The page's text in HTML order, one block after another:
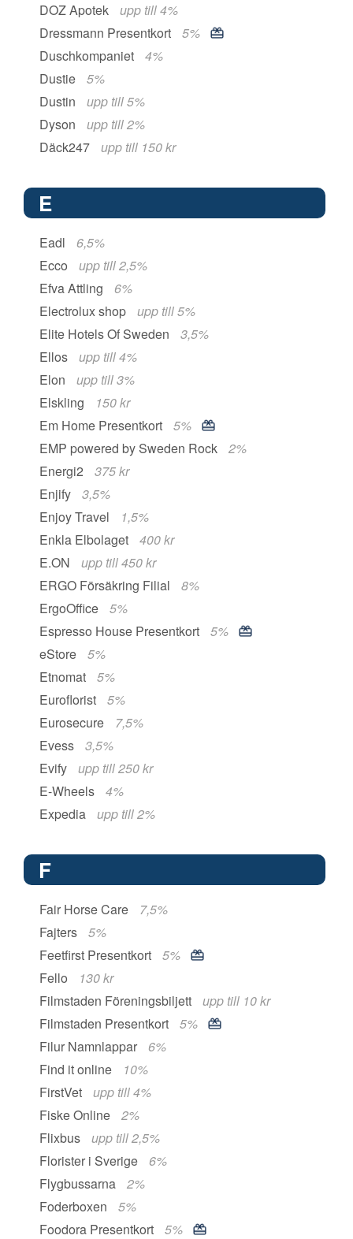
DOZ Apotek
upp till 4%
Dressmann Presentkort
5%
Duschkompaniet
4%
Dustie
5%
Dustin
upp till 5%
Dyson
upp till 2%
Däck247
upp till 150 kr
E
Eadl
6,5%
Ecco
upp till 2,5%
Efva Attling
6%
Electrolux shop
upp till 5%
Elite Hotels Of Sweden
3,5%
Ellos
upp till 4%
Elon
upp till 3%
Elskling
150 kr
Em Home Presentkort
5%
EMP powered by Sweden Rock
2%
Energi2
375 kr
Enjify
3,5%
Enjoy Travel
1,5%
Enkla Elbolaget
400 kr
E.ON
upp till 450 kr
ERGO Försäkring Filial
8%
ErgoOffice
5%
Espresso House Presentkort
5%
eStore
5%
Etnomat
5%
Euroflorist
5%
Eurosecure
7,5%
Evess
3,5%
Evify
upp till 250 kr
E-Wheels
4%
Expedia
upp till 2%
F
Fair Horse Care
7,5%
Fajters
5%
Feetfirst Presentkort
5%
Fello
130 kr
Filmstaden Föreningsbiljett
upp till 10 kr
Filmstaden Presentkort
5%
Filur Namnlappar
6%
Find it online
10%
FirstVet
upp till 4%
Fiske Online
2%
Flixbus
upp till 2,5%
Florister i Sverige
6%
Flygbussarna
2%
Foderboxen
5%
Foodora Presentkort
5%